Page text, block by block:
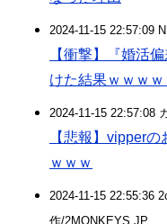
2024-11-15 22:57:09
【衝撃】『婚活
けた結果ｗｗｗｗ
2024-11-15 22:57:08
【悲報】vipper
ｗｗｗ
2024-11-15 22:55:36
作/2MONKEYS.JP